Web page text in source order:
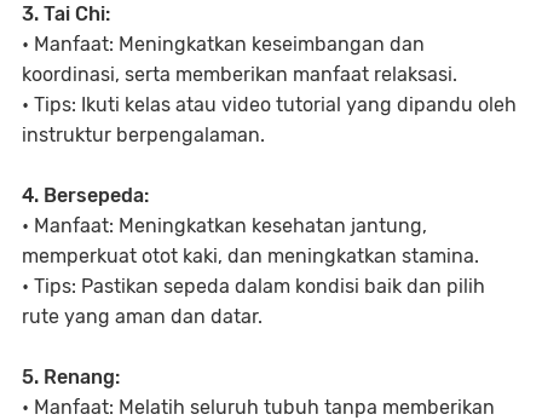
3. Tai Chi:
• Manfaat: Meningkatkan keseimbangan dan
koordinasi, serta memberikan manfaat relaksasi.
• Tips: Ikuti kelas atau video tutorial yang dipandu oleh
instruktur berpengalaman.
4. Bersepeda:
• Manfaat: Meningkatkan kesehatan jantung,
memperkuat otot kaki, dan meningkatkan stamina.
• Tips: Pastikan sepeda dalam kondisi baik dan pilih
rute yang aman dan datar.
5. Renang:
• Manfaat: Melatih seluruh tubuh tanpa memberikan